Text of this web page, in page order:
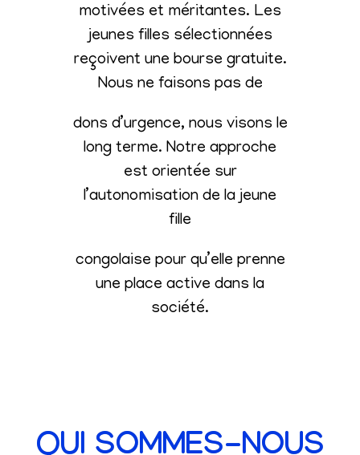
motivées et méritantes. Les
jeunes filles sélectionnées
reçoivent une bourse gratuite.
Nous ne faisons pas de
dons d’urgence, nous visons le
long terme. Notre approche
est orientée sur
l’autonomisation de la jeune
fille
congolaise pour qu’elle prenne
une place active dans la
société.